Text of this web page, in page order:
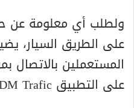
ولطلب أي معلومة عن
على الطريق السيار،
على التطبيق ADM Trafic.